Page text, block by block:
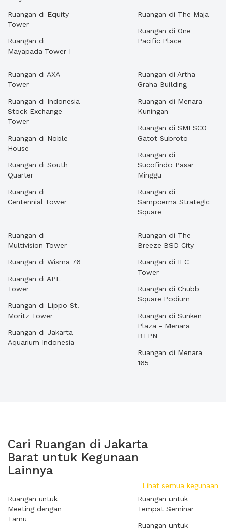
Ruangan di Equity
Tower
Ruangan di
Mayapada Tower I
Ruangan di The Maja
Ruangan di One
Pacific Place
Ruangan di AXA
Tower
Ruangan di Indonesia
Stock Exchange
Tower
Ruangan di Noble
House
Ruangan di South
Quarter
Ruangan di
Centennial Tower
Ruangan di Artha
Graha Building
Ruangan di Menara
Kuningan
Ruangan di SMESCO
Gatot Subroto
Ruangan di
Sucofindo Pasar
Minggu
Ruangan di
Sampoerna Strategic
Square
Ruangan di
Multivision Tower
Ruangan di Wisma 76
Ruangan di APL
Tower
Ruangan di Lippo St.
Moritz Tower
Ruangan di Jakarta
Aquarium Indonesia
Ruangan di The
Breeze BSD City
Ruangan di IFC
Tower
Ruangan di Chubb
Square Podium
Ruangan di Sunken
Plaza - Menara
BTPN
Ruangan di Menara
165
Cari Ruangan di Jakarta
Barat untuk Kegunaan
Lainnya
Lihat semua kegunaan
Ruangan untuk
Meeting dengan
Tamu
Ruangan untuk
Tempat Seminar
Ruangan untuk